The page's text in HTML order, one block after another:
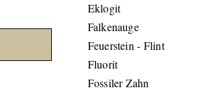
Eklogit
Falkenauge
Feuerstein - Flint
Fluorit
Fossiler Zahn